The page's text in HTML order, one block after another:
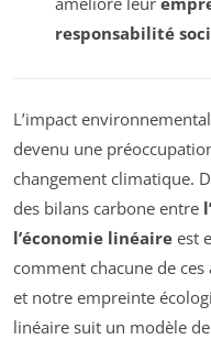
responsabilité
L’impact
devenu une
changement climatique.
des bilans carbone entre
l’économie linéaire est
comment chacune de
et notre empreinte
linéaire suit un modèle